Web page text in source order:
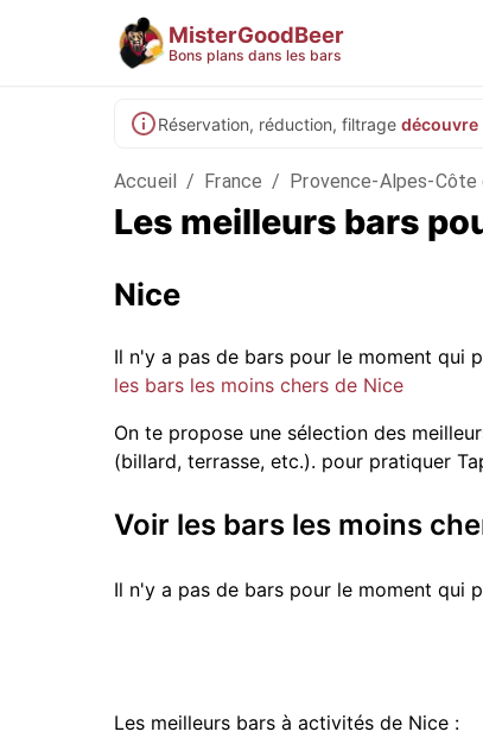
MisterGoodBeer
Bons plans dans les bars
Réservation, réduction, filtrage découvre
Accueil / France / Provence-Alpes-Côte
Les meilleurs bars
Nice
Il n'y a pas de bars pour le moment qui
les bars les moins chers de Nice
On te propose une sélection des
(billard, terrasse, etc.). pour pratiquer
Voir les bars les moins
Il n'y a pas de bars pour le moment qui
Les meilleurs bars à activités de Nice :